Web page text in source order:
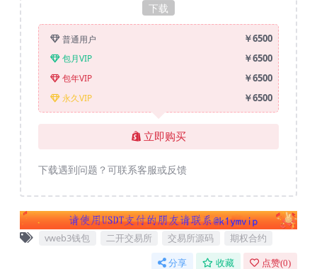
下载
普通用户 ￥6500
包月VIP ￥6500
包年VIP ￥6500
永久VIP ￥6500
立即购买
下载遇到问题？可联系客服或反馈
vweb3钱包 二开交易所 交易所源码 期权合约
分享 收藏 点赞(0)